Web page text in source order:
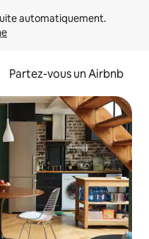
Partez-vous un Airbnb